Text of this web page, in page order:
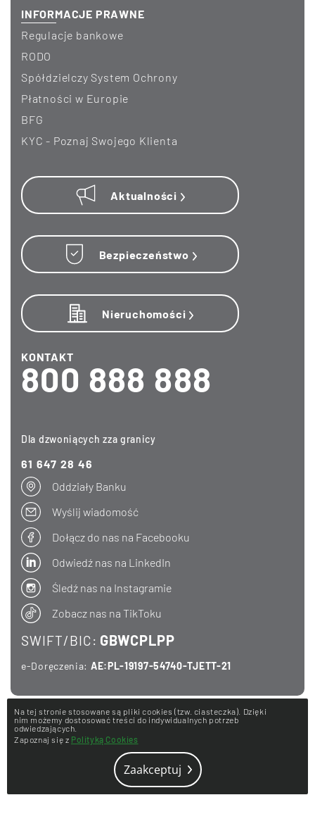
INFORMACJE PRAWNE
Regulacje bankowe
RODO
Spółdzielczy System Ochrony
Płatności w Europie
BFG
KYC - Poznaj Swojego Klienta
Aktualności
Bezpieczeństwo
Nieruchomości
KONTAKT
800 888 888
Dla dzwoniących zza granicy
61 647 28 46
Oddziały Banku
Wyślij wiadomość
Dołącz do nas na Facebooku
Odwiedź nas na LinkedIn
Śledź nas na Instagramie
Zobacz nas na TikToku
SWIFT/BIC: GBWCPLPP
e-Doręczenia: AE:PL-19197-54740-TJETT-21
2023 © Bank Rumia
Polityka cookies
powered by
Na tej stronie stosowane są pliki cookies (tzw. ciasteczka). Dzięki
nim możemy dostosować treści do indywidualnych potrzeb
odwiedzających.
Zapoznaj się z Polityką Cookies
Zaakceptuj